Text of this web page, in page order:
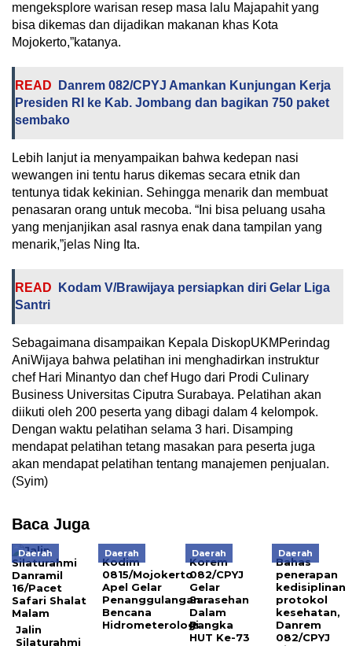
mengeksplore warisan resep masa lalu Majapahit yang
bisa dikemas dan dijadikan makanan khas Kota
Mojokerto,”katanya.
READ
Danrem 082/CPYJ Amankan Kunjungan Kerja
Presiden RI ke Kab. Jombang dan bagikan 750 paket
sembako
Lebih lanjut ia menyampaikan bahwa kedepan nasi
wewangen ini tentu harus dikemas secara etnik dan
tentunya tidak kekinian. Sehingga menarik dan membuat
penasaran orang untuk mecoba. “Ini bisa peluang usaha
yang menjanjikan asal rasnya enak dana tampilan yang
menarik,”jelas Ning Ita.
READ
Kodam V/Brawijaya persiapkan diri Gelar Liga
Santri
Sebagaimana disampaikan Kepala DiskopUKMPerindag
AniWijaya bahwa pelatihan ini menghadirkan instruktur
chef Hari Minantyo dan chef Hugo dari Prodi Culinary
Business Universitas Ciputra Surabaya. Pelatihan akan
diikuti oleh 200 peserta yang dibagi dalam 4 kelompok.
Dengan waktu pelatihan selama 3 hari. Disamping
mendapat pelatihan tetang masakan para peserta juga
akan mendapat pelatihan tentang manajemen penjualan.
(Syim)
Baca Juga
Daerah
Jalin
Silaturahmi
Daerah
Kodim
0815/Mojokerto
Apel Gelar
Penanggulangan
Bencana
Hidrometerologi
Daerah
Korem
082/CPYJ
Gelar
Sarasehan
Dalam
Rangka
HUT Ke-73
Daerah
Bahas
penerapan
kedisiplinan
protokol
kesehatan,
Danrem
082/CPYJ